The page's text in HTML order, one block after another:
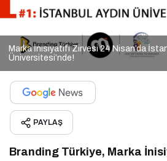
Marka İnisiyatifi Zirvesi 24 Nisan’da
Üniversitesi’nde!
PAYLAŞ
Branding Türkiye, Marka